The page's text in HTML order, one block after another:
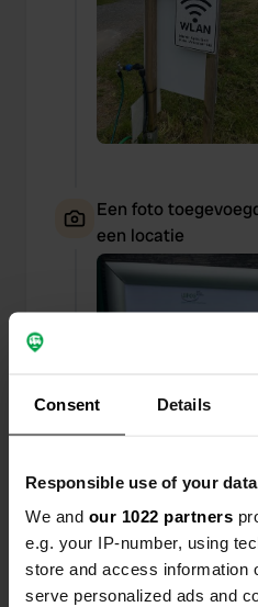
Consent Details
Responsible use of your data
We and our 1022 partners
e.g. your IP-number, using
store and access information
serve personalized ads and
Een foto
een locatie
Een foto